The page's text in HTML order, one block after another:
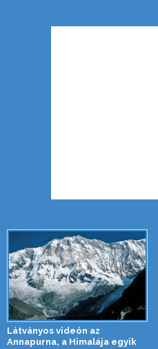
Látványos videón az
Annapurna, a Himalája egyik